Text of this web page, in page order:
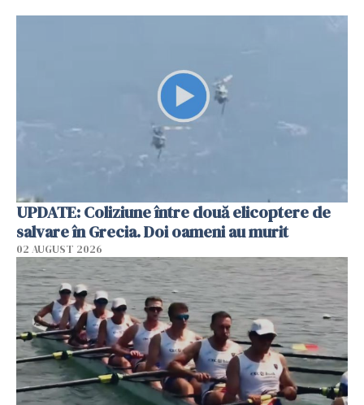
UPDATE: Coliziune între două elicoptere de
salvare în Grecia. Doi oameni au murit
02 AUGUST 2026